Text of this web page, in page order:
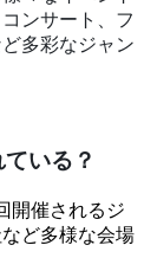
ンサート、フ
多彩なジャン
いる？
開催されるジ
ど多様な会場